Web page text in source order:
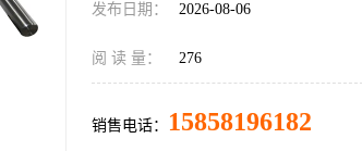
发布日期： 2026-08-06
阅 读 量： 276
销售电话： 15858196182